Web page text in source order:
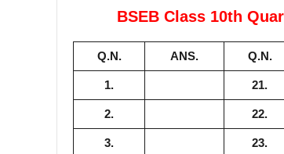
BSEB Class 10th
Q.N. ANS. Q.N.
1. 21.
2. 22.
3. 23.